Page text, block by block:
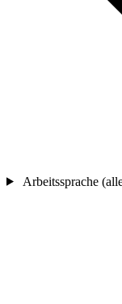
Arbeitssprache